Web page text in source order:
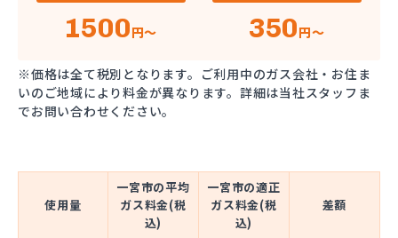
1500円～ 350円～
※価格は全て税別となります。ご利用中のガス会社・お住ま
いのご地域により料金が異なります。詳細は当社スタッフま
でお問い合わせください。
使用量
一宮市の平均
ガス料金(税
込)
一宮市の適正
ガス料金(税
込)
差額